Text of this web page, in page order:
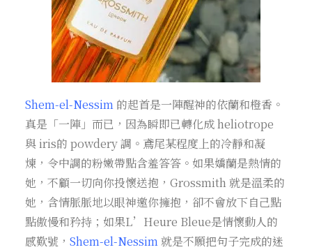
Shem-el-Nessim 的起首是一陣醒神的依蘭和橙香。
真是「一陣」而已，因為瞬即已轉化成 heliotrope
與 iris的 powdery 調。鳶尾某程度上的冷靜和凝
煉，令中調的粉嫩帶點含羞答答。如果嬌蘭是熱情的
她，不顧一切向你投懷送抱，Grossmith 就是溫柔的
她，含情脈脈地以眼神邀你擁抱，卻不會放下自己點
點傲慢和矜持；如果L’Heure Bleue是情懷動人的
感歎號， Shem-el-Nessim就是不願把句子完成的迷